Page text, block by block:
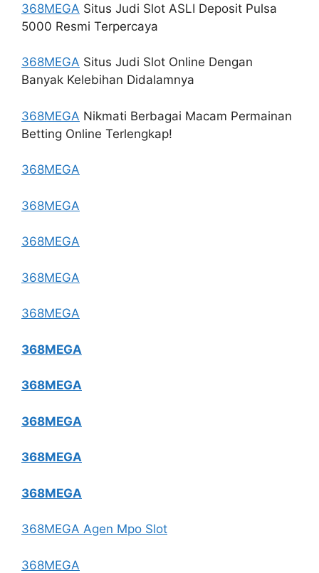
368MEGA Situs Judi Slot ASLI Deposit Pulsa
5000 Resmi Terpercaya
368MEGA Situs Judi Slot Online Dengan
Banyak Kelebihan Didalamnya
368MEGA Nikmati Berbagai Macam Permainan
Betting Online Terlengkap!
368MEGA
368MEGA
368MEGA
368MEGA
368MEGA
368MEGA
368MEGA
368MEGA
368MEGA
368MEGA
368MEGA Agen Mpo Slot
368MEGA